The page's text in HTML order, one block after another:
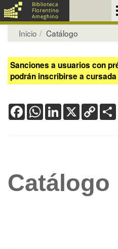
Inicio Catálogo
Sanciones a usuarios con
podrán inscribirse a
FacebookWhatsApp
LinkedIn
X Copy
Link
Catálogo